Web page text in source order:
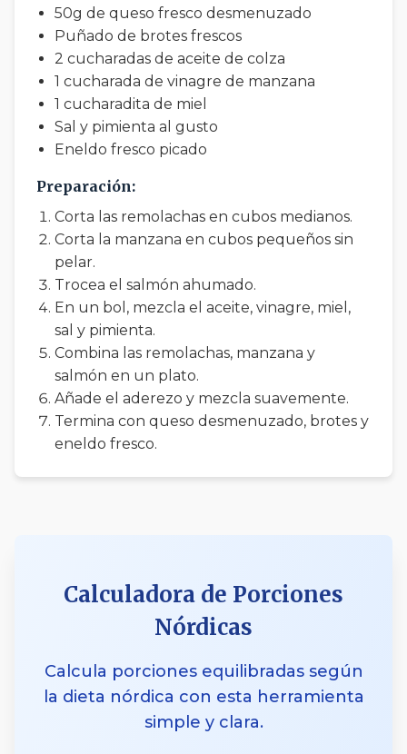
50g de queso fresco desmenuzado
Puñado de brotes frescos
2 cucharadas de aceite de colza
1 cucharada de vinagre de manzana
1 cucharadita de miel
Sal y pimienta al gusto
Eneldo fresco picado
Preparación:
Corta las remolachas en cubos medianos.
Corta la manzana en cubos pequeños sin
pelar.
Trocea el salmón ahumado.
En un bol, mezcla el aceite, vinagre, miel,
sal y pimienta.
Combina las remolachas, manzana y
salmón en un plato.
Añade el aderezo y mezcla suavemente.
Termina con queso desmenuzado, brotes y
eneldo fresco.
Calculadora de Porciones
Nórdicas
Calcula porciones equilibradas según
la dieta nórdica con esta herramienta
simple y clara.